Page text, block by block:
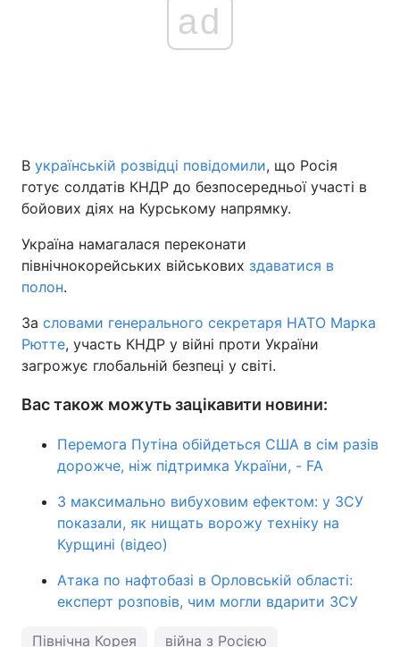
ad
В українській розвідці повідомили, що Росія
готує солдатів КНДР до безпосередньої участі в
бойових діях на Курському напрямку.
Україна намагалася переконати
північнокорейських військових здаватися в
полон.
За словами генерального секретаря НАТО Марка
Рютте, участь КНДР у війні проти України
загрожує глобальній безпеці у світі.
Вас також можуть зацікавити новини:
Перемога Путіна обійдеться США в сім разів
дорожче, ніж підтримка України, - FA
З максимально вибуховим ефектом: у ЗСУ
показали, як нищать ворожу техніку на
Курщині (відео)
Атака по нафтобазі в Орловській області:
експерт розповів, чим могли вдарити ЗСУ
Північна Корея війна з Росією